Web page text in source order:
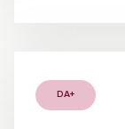
DA+